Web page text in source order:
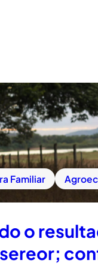
Familiar
o